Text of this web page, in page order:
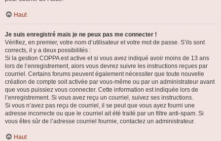
Haut
Je suis enregistré mais je ne peux pas me connecter !
Vérifiez, en premier, votre nom d’utilisateur et votre mot de passe. S’ils sont
corrects, il y a deux possibilités :
Si la gestion COPPA est active et si vous avez indiqué avoir moins de 13 ans
lors de l’enregistrement, alors vous devrez suivre les instructions reçues par
courriel. Certains forums peuvent également nécessiter que toute nouvelle
création de compte soit activée par vous-même ou par un administrateur avant
que vous puissiez vous connecter. Cette information est indiquée lors de
l’enregistrement. Si vous avez reçu un courriel, suivez ses instructions.
Si vous n’avez pas reçu de courriel, il se peut que vous ayez fourni une
adresse incorrecte ou que le courriel ait été traité par un filtre anti-spam. Si
vous êtes sûr de l’adresse courriel fournie, contactez un administrateur.
Haut